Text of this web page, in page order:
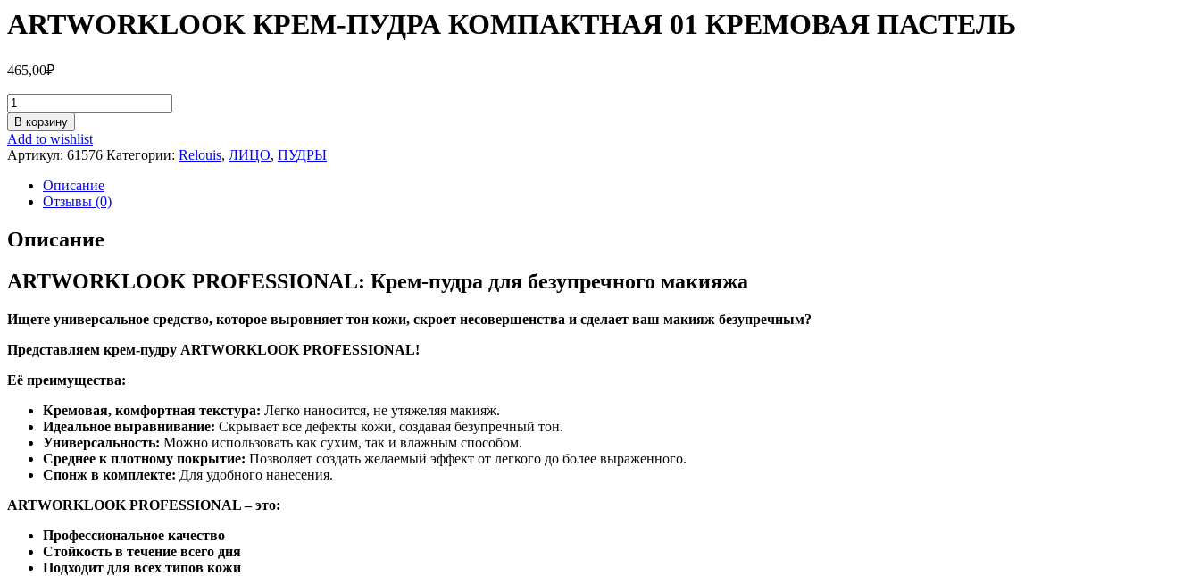
ARTWORKLOOK КРЕМ-ПУДРА КОМПАКТНАЯ 01 КРЕМОВАЯ ПАСТЕЛЬ
465,00₽
Количество
ARTWORKLOOK
КРЕМ-
ПУДРА
КОМПАКТНАЯ
КРЕМОВАЯ
ПАСТЕЛЬ
В корзину
Add to wishlist
Артикул: 61576 Категории: Relouis, ЛИЦО, ПУДРЫ
Описание
Отзывы (0)
Описание
ARTWORKLOOK PROFESSIONAL: Крем-пудра для безупречного макияжа
Ищете универсальное средство, которое выровняет тон кожи, скроет несовершенства и сделает ваш макияж безупречным?
Представляем крем-пудру ARTWORKLOOK PROFESSIONAL!
Её преимущества:
Кремовая, комфортная текстура: Легко наносится, не утяжеляя макияж.
Идеальное выравнивание: Скрывает все дефекты кожи, создавая безупречный тон.
Универсальность: Можно использовать как сухим, так и влажным способом.
Среднее к плотному покрытие: Позволяет создать желаемый эффект от легкого до более выраженного.
Спонж в комплекте: Для удобного нанесения.
ARTWORKLOOK PROFESSIONAL – это:
Профессиональное качество
Стойкость в течение всего дня
Подходит для всех типов кожи